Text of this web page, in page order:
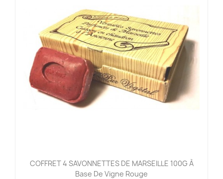
COFFRET 4 SAVONNETTES DE MARSEILLE 100G À
Base De Vigne Rouge